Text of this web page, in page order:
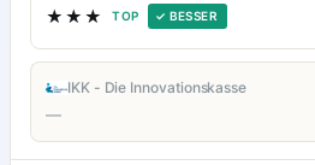
★★★ TOP ✓ BESSER
IKK - Die Innovationskasse
—